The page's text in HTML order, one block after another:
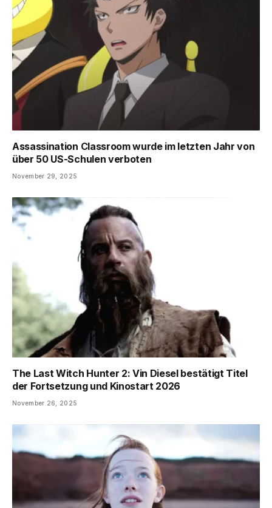
Assassination Classroom wurde im letzten Jahr von
über 50 US-Schulen verboten
November 29, 2025
The Last Witch Hunter 2: Vin Diesel bestätigt Titel
der Fortsetzung und Kinostart 2026
November 26, 2025